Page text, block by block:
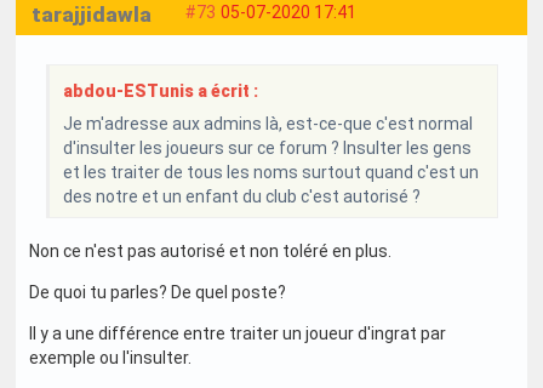
#73 05-07-2020 17:41
tarajjidawla
abdou-ESTunis a écrit :
Je m'adresse aux admins là, est-ce-que c'est normal
d'insulter les joueurs sur ce forum ? Insulter les gens
et les traiter de tous les noms surtout quand c'est un
des notre et un enfant du club c'est autorisé ?
Non ce n'est pas autorisé et non toléré en plus.
De quoi tu parles? De quel poste?
Il y a une différence entre traiter un joueur d'ingrat par
exemple ou l'insulter.